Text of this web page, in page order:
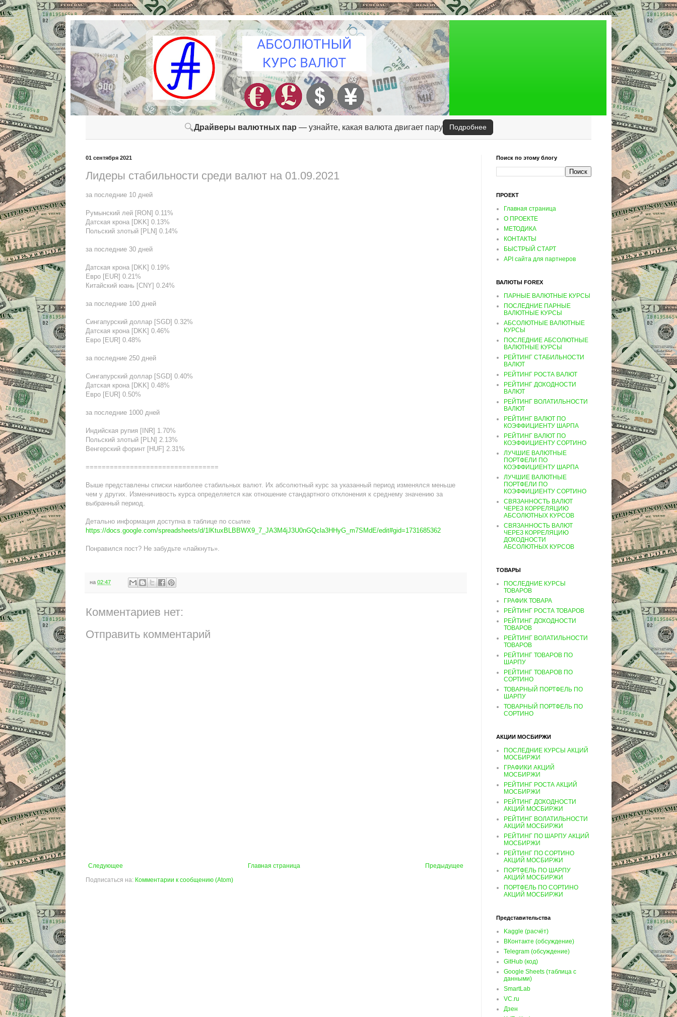
🔍Драйверы валютных пар — узнайте, какая валюта двигает пару Подробнее
01 сентября 2021
Лидеры стабильности среди валют на 01.09.2021
за последние 10 дней
Румынский лей [RON] 0.11%
Датская крона [DKK] 0.13%
Польский злотый [PLN] 0.14%
за последние 30 дней
Датская крона [DKK] 0.19%
Евро [EUR] 0.21%
Китайский юань [CNY] 0.24%
за последние 100 дней
Сингапурский доллар [SGD] 0.32%
Датская крона [DKK] 0.46%
Евро [EUR] 0.48%
за последние 250 дней
Сингапурский доллар [SGD] 0.40%
Датская крона [DKK] 0.48%
Евро [EUR] 0.50%
за последние 1000 дней
Индийская рупия [INR] 1.70%
Польский злотый [PLN] 2.13%
Венгерский форинт [HUF] 2.31%
=================================
Выше представлены списки наиболее стабильных валют. Их абсолютный курс за указанный период изменялся меньше
чем у других. Изменичивость курса определяется как отношение стандартного отклонения к среднему значению за
выбранный период.
Детально информация доступна в таблице по ссылке
https://docs.google.com/spreadsheets/d/1lKtuxBLBBWX9_7_JA3M4jJ3U0nGQcla3HHyG_m7SMdE/edit#gid=1731685362
Понравился пост? Не забудьте «лайкнуть».
на 02:47
Комментариев нет:
Отправить комментарий
Следующее Предыдущее
Главная страница
Подписаться на: Комментарии к сообщению (Atom)
Поиск по этому блогу
ПРОЕКТ
Главная страница
О ПРОЕКТЕ
МЕТОДИКА
КОНТАКТЫ
БЫСТРЫЙ СТАРТ
API сайта для партнеров
ВАЛЮТЫ FOREX
ПАРНЫЕ ВАЛЮТНЫЕ КУРСЫ
ПОСЛЕДНИЕ ПАРНЫЕ
ВАЛЮТНЫЕ КУРСЫ
АБСОЛЮТНЫЕ ВАЛЮТНЫЕ
КУРСЫ
ПОСЛЕДНИЕ АБСОЛЮТНЫЕ
ВАЛЮТНЫЕ КУРСЫ
РЕЙТИНГ СТАБИЛЬНОСТИ
ВАЛЮТ
РЕЙТИНГ РОСТА ВАЛЮТ
РЕЙТИНГ ДОХОДНОСТИ
ВАЛЮТ
РЕЙТИНГ ВОЛАТИЛЬНОСТИ
ВАЛЮТ
РЕЙТИНГ ВАЛЮТ ПО
КОЭФФИЦИЕНТУ ШАРПА
РЕЙТИНГ ВАЛЮТ ПО
КОЭФФИЦИЕНТУ СОРТИНО
ЛУЧШИЕ ВАЛЮТНЫЕ
ПОРТФЕЛИ ПО
КОЭФФИЦИЕНТУ ШАРПА
ЛУЧШИЕ ВАЛЮТНЫЕ
ПОРТФЕЛИ ПО
КОЭФФИЦИЕНТУ СОРТИНО
СВЯЗАННОСТЬ ВАЛЮТ
ЧЕРЕЗ КОРРЕЛЯЦИЮ
АБСОЛЮТНЫХ КУРСОВ
СВЯЗАННОСТЬ ВАЛЮТ
ЧЕРЕЗ КОРРЕЛЯЦИЮ
ДОХОДНОСТИ
АБСОЛЮТНЫХ КУРСОВ
ТОВАРЫ
ПОСЛЕДНИЕ КУРСЫ
ТОВАРОВ
ГРАФИК ТОВАРА
РЕЙТИНГ РОСТА ТОВАРОВ
РЕЙТИНГ ДОХОДНОСТИ
ТОВАРОВ
РЕЙТИНГ ВОЛАТИЛЬНОСТИ
ТОВАРОВ
РЕЙТИНГ ТОВАРОВ ПО
ШАРПУ
РЕЙТИНГ ТОВАРОВ ПО
СОРТИНО
ТОВАРНЫЙ ПОРТФЕЛЬ ПО
ШАРПУ
ТОВАРНЫЙ ПОРТФЕЛЬ ПО
СОРТИНО
АКЦИИ МОСБИРЖИ
ПОСЛЕДНИЕ КУРСЫ АКЦИЙ
МОСБИРЖИ
ГРАФИКИ АКЦИЙ
МОСБИРЖИ
РЕЙТИНГ РОСТА АКЦИЙ
МОСБИРЖИ
РЕЙТИНГ ДОХОДНОСТИ
АКЦИЙ МОСБИРЖИ
РЕЙТИНГ ВОЛАТИЛЬНОСТИ
АКЦИЙ МОСБИРЖИ
РЕЙТИНГ ПО ШАРПУ АКЦИЙ
МОСБИРЖИ
РЕЙТИНГ ПО СОРТИНО
АКЦИЙ МОСБИРЖИ
ПОРТФЕЛЬ ПО ШАРПУ
АКЦИЙ МОСБИРЖИ
ПОРТФЕЛЬ ПО СОРТИНО
АКЦИЙ МОСБИРЖИ
Представительства
Kaggle (расчёт)
ВКонтакте (обсуждение)
Telegram (обсуждение)
GitHub (код)
Google Sheets (таблица с
данными)
SmartLab
VC.ru
Дзен